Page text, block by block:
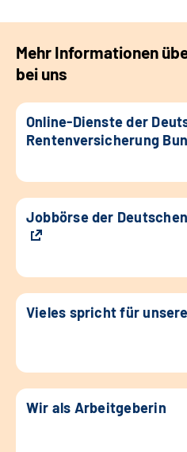
Mehr Informationen
bei uns
Online-Dienste der
Rentenversicherung
Jobbörse der
Vieles spricht für
Wir als Arbeitgeberin